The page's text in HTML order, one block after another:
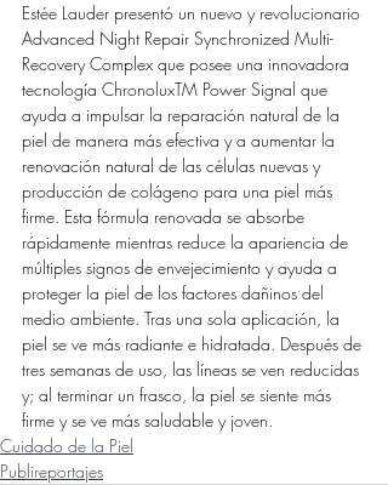
Estée Lauder presentó un nuevo y revolucionario
Advanced Night Repair Synchronized Multi-
Recovery Complex que posee una innovadora
tecnología ChronoluxTM Power Signal que
ayuda a impulsar la reparación natural de la
piel de manera más efectiva y a aumentar la
renovación natural de las células nuevas y
producción de colágeno para una piel más
firme. Esta fórmula renovada se absorbe
rápidamente mientras reduce la apariencia de
múltiples signos de envejecimiento y ayuda a
proteger la piel de los factores dañinos del
medio ambiente. Tras una sola aplicación, la
piel se ve más radiante e hidratada. Después de
tres semanas de uso, las líneas se ven reducidas
y; al terminar un frasco, la piel se siente más
firme y se ve más saludable y joven.
Cuidado de la Piel
Publireportajes